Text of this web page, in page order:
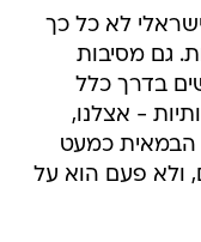
לא כל כך
גם מסיבות
בדרך כלל
- אצלנו,
הבמאית כמעט
ולא פעם הוא על